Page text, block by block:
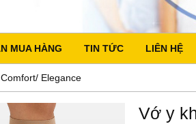
MUA HÀNG TIN TỨC LIÊN HỆ
Elegance
Vớ y